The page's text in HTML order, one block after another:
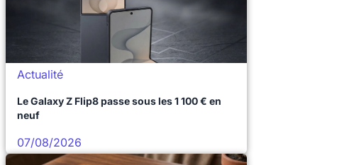
Actualité
Le Galaxy Z Flip8 passe sous les 1 100 € en
neuf
07/08/2026